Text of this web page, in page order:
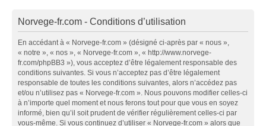
Norvege-fr.com - Conditions d’utilisation
En accédant à « Norvege-fr.com » (désigné ci-après par « nous »,
« notre », « nos », « Norvege-fr.com », « http://www.norvege-
fr.com/phpBB3 »), vous acceptez d’être légalement responsable des
conditions suivantes. Si vous n’acceptez pas d’être légalement
responsable de toutes les conditions suivantes, alors n’accédez pas
et/ou n’utilisez pas « Norvege-fr.com ». Nous pouvons modifier celles-ci
à n’importe quel moment et nous ferons tout pour que vous en soyez
informé, bien qu’il soit prudent de vérifier régulièrement celles-ci par
vous-même. Si vous continuez d’utiliser « Norvege-fr.com » alors que